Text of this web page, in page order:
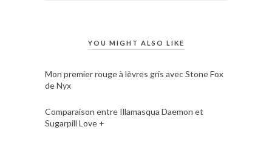
YOU MIGHT ALSO LIKE
Mon premier rouge à lèvres gris avec Stone Fox
de Nyx
Comparaison entre Illamasqua Daemon et
Sugarpill Love +